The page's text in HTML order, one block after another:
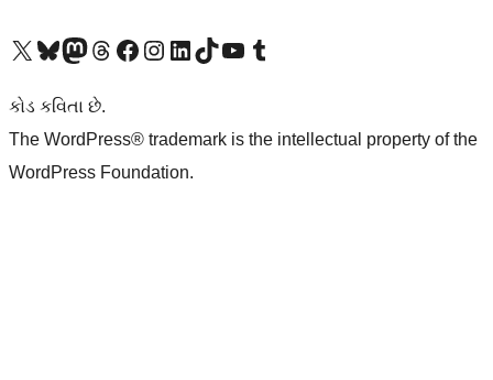
અમારા X (અગાઉ ટ્વિટર) એકાઉન્ટની મુલાકાત લોઅમારા Bluesky એકાઉન્ટની મુલાકાત લોઅમારા માસ્ટોડોન એકાઉન્ટની મુલાકાત લોઅમારા Threads એકાઉન્ટની મુલાકાત લો અમારા ફેસબુક પેજની મુલાકાત લોઅમારા ઇન્સ્ટાગ્રામ એકાઉન્ટની મુલાકાત લો અમારા LinkedIn એકાઉન્ટની મુલાકાત લોઅમારા TikTok એકાઉન્ટની મુલાકાત લોઅમારી YouTube ચેનલની મુલાકાત લો અમારા Tumblr એકાઉન્ટની મુલાકાત લો
કોડ કવિતા છે.
The WordPress® trademark is the intellectual property of the
WordPress Foundation.